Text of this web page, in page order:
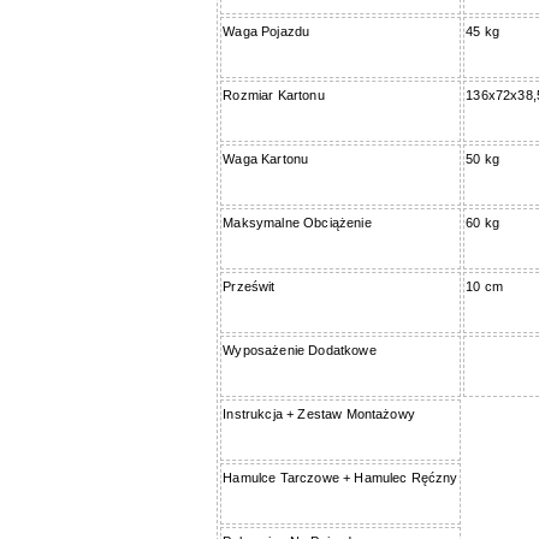
Waga Pojazdu 45 kg
Rozmiar Kartonu
Waga Kartonu 50 kg
Maksymalne Obciążenie 60 kg
Prześwit 10 cm
Wyposażenie Dodatkowe
Instrukcja + Zestaw Montażowy
Hamulce Tarczowe + Hamulec Ręćzny